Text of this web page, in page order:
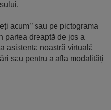
acum’’ sau pe pictograma
partea dreaptă de jos a
asistenta noastră virtuală
sau pentru a afla modalități